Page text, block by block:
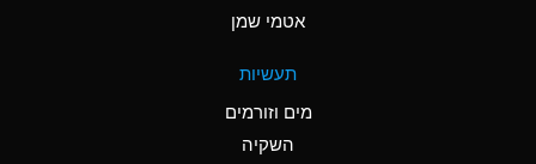
Ammonia Gas (hot)אטמי שמן
תעשיות
מים וזורמים
השקיה